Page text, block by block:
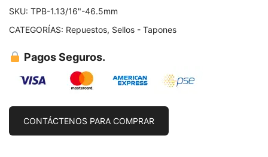
SKU: TPB-1.13/16"-46.5mm
CATEGORÍAS: Repuestos, Sellos - Tapones
Pagos Seguros.
CONTÁCTENOS PARA COMPRAR